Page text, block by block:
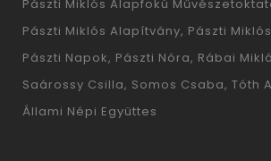
Pászti Miklós Alapfokú
Pászti Miklós Alapítvány Pászti
Pászti Napok Pászti Nóra Rábai
Saárossy Csilla Somos Csaba Tóth
Állami Népi Együttes